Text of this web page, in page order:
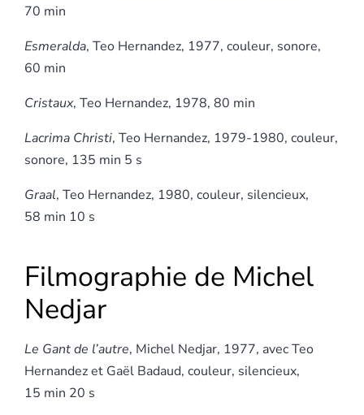
70 min
Esmeralda, Teo Hernandez, 1977, couleur, sonore,
60 min
Cristaux, Teo Hernandez, 1978, 80 min
Lacrima Christi, Teo Hernandez, 1979-1980, couleur,
sonore, 135 min 5 s
Graal, Teo Hernandez, 1980, couleur, silencieux,
58 min 10 s
Filmographie de Michel
Nedjar
Le Gant de l’autre, Michel Nedjar, 1977, avec Teo
Hernandez et Gaël Badaud, couleur, silencieux,
15 min 20 s